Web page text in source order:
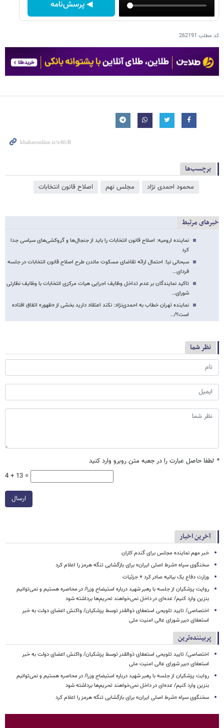
◀ پرسش‌نامه
کد مطلب 262191
برچسب‌ها
محمود احمدی ‌نژاد مجلس نهم اصلاح قانون انتخابات
خبرهای مرتبط
نماینده ارومیه: اصلاح قانون انتخابات را باید از جنجال‌ها و گروکشی‌های سیاسی جدا
کرد
سبحانی نیا: احتمال ارائه تقاضای مسکوت ماندن طرح اصلاح قانون انتخابات در جلسه
فردای…
تاکید نمایندگان بر عدم تداخل وظایف اجرایی هیات مرکزی انتخابات با وظایف نظارتی
شورای…
نماینده تهران خطاب به احمدی‌نژاد: نکند اعتقاد دارید بخشی از «ظهور» اتفاق افتاده
است؟/…
نظر شما
* لطفا حاصل عبارت را در جعبه متن روبرو وارد کنید
4 + 13 =
ارسال
آخرین اخبار
خبر مهم نماینده مجلس برای گندم کاران
سخنگوی سپاه «شرط اصلی ایران» برای بازگشایی تنگه هرمز را اعلام کرد
وزارت دفاع یک بیانیه صادر کرد + جزئیات
روایت پزشکیان از جلسه با رهبر شهید درباره استیضاح وزرا/ در محاصره هستیم و نمی‌توانیم
بنزین وارد کنیم/ عده‌ای در داخل نمی‌خواهند تحریم‌ها برداشته شود
اختصاصی/ تایید تلویحی استعفای ذوالقدر توسط پزشکیان/ واکنش اعضای دولت به خبر
استعفای دبیر شورای عالی امنیت ملی
پربیننده‌ترین
اختصاصی/ تایید تلویحی استعفای ذوالقدر توسط پزشکیان/ واکنش اعضای دولت به خبر
استعفای دبیر شورای عالی امنیت ملی
روایت پزشکیان از جلسه با رهبر شهید درباره استیضاح وزرا/ در محاصره هستیم و نمی‌توانیم
بنزین وارد کنیم/ عده‌ای در داخل نمی‌خواهند تحریم‌ها برداشته شود
سخنگوی سپاه «شرط اصلی ایران» برای بازگشایی تنگه هرمز را اعلام کرد